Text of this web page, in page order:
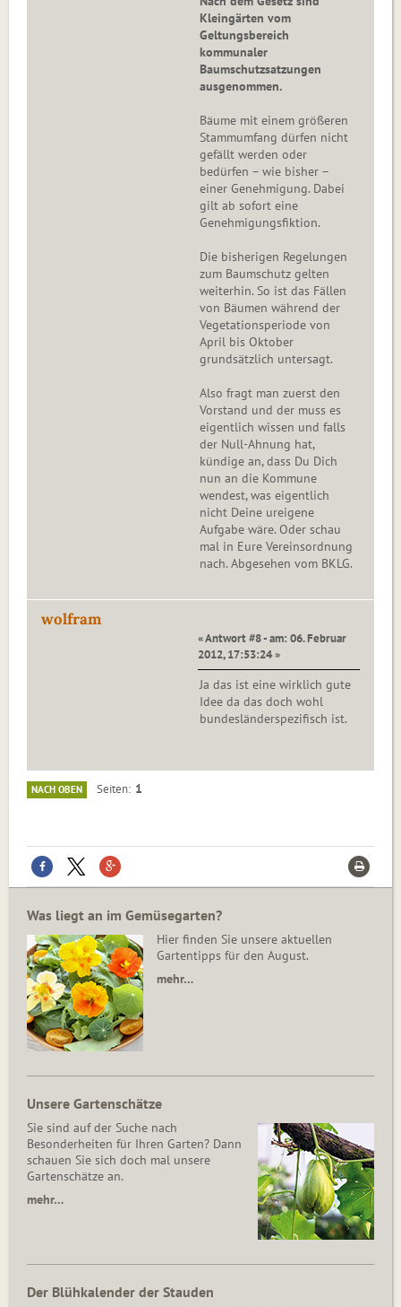
Kleingärten vom
Geltungsbereich
kommunaler
Baumschutzsatzungen
ausgenommen.
Bäume mit einem größeren
Stammumfang dürfen nicht
gefällt werden oder
bedürfen – wie bisher –
einer Genehmigung. Dabei
gilt ab sofort eine
Genehmigungsfiktion.
Die bisherigen Regelungen
zum Baumschutz gelten
weiterhin. So ist das Fällen
von Bäumen während der
Vegetationsperiode von
April bis Oktober
grundsätzlich untersagt.
Also fragt man zuerst den
Vorstand und der muss es
eigentlich wissen und falls
der Null-Ahnung hat,
kündige an, dass Du Dich
nun an die Kommune
wendest, was eigentlich
nicht Deine ureigene
Aufgabe wäre. Oder schau
mal in Eure Vereinsordnung
nach. Abgesehen vom BKLG.
wolfram
« Antwort #8 - am: 06. Februar
2012, 17:53:24 »
Ja das ist eine wirklich gute
Idee da das doch wohl
bundesländerspezifisch ist.
NACH OBEN Seiten 1
Was liegt an im Gemüsegarten?
Hier finden Sie unsere aktuellen
Gartentipps für den August.
mehr…
Unsere Gartenschätze
Sie sind auf der Suche nach
Besonderheiten für Ihren Garten? Dann
schauen Sie sich doch mal unsere
Gartenschätze an.
mehr…
Der Blühkalender der Stauden